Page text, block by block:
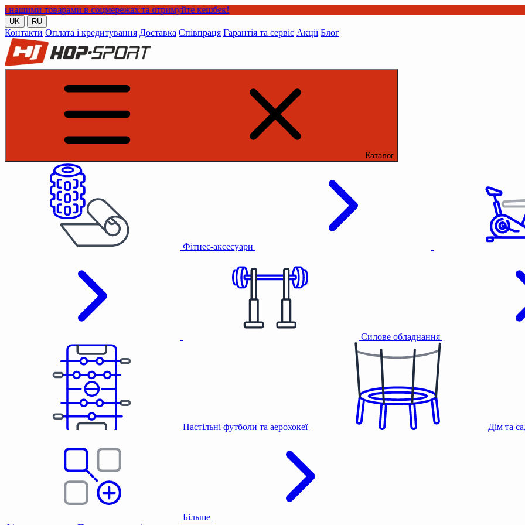
в соцмережах та отримуйте кешбек!
UK RU
Контакти Оплата і кредитування Доставка Співпраця Гарантія та сервіс Акції Блог
Каталог
Фітнес-аксесуари
Силове обладнання
Настільні футболи та аерохокеї Дім та
Більше